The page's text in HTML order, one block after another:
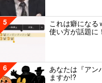
5
これは癖になる
使い方が話題に！
6
あなたは『アン
ますか!?